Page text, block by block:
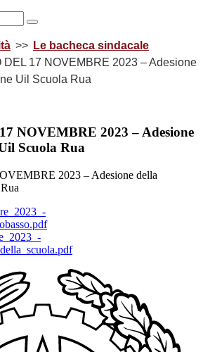
Le bacheca sindacale
DEL 17 NOVEMBRE 2023 – Adesione
Uil Scuola Rua
NOVEMBRE 2023 – Adesione
Scuola Rua
2023 – Adesione della